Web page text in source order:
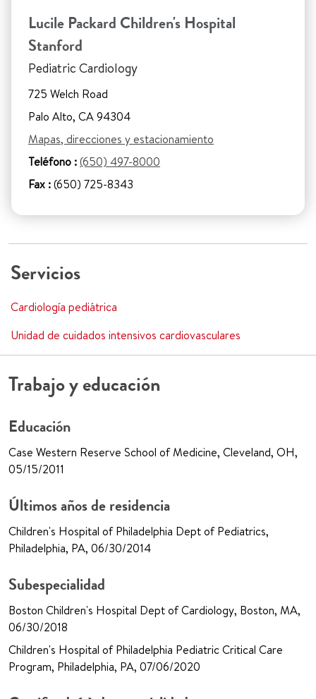
Lucile Packard Children's Hospital
Stanford
Pediatric Cardiology
725 Welch Road
Palo Alto, CA 94304
Mapas, direcciones y estacionamiento
Teléfono :(650) 497-8000
Fax :(650) 725-8343
Servicios
Cardiología pediátrica
Unidad de cuidados intensivos cardiovasculares
Trabajo y educación
Educación
Case Western Reserve School of Medicine, Cleveland, OH,
05/15/2011
Últimos años de residencia
Children's Hospital of Philadelphia Dept of Pediatrics,
Philadelphia, PA, 06/30/2014
Subespecialidad
Boston Children's Hospital Dept of Cardiology, Boston, MA,
06/30/2018
Children's Hospital of Philadelphia Pediatric Critical Care
Program, Philadelphia, PA, 07/06/2020